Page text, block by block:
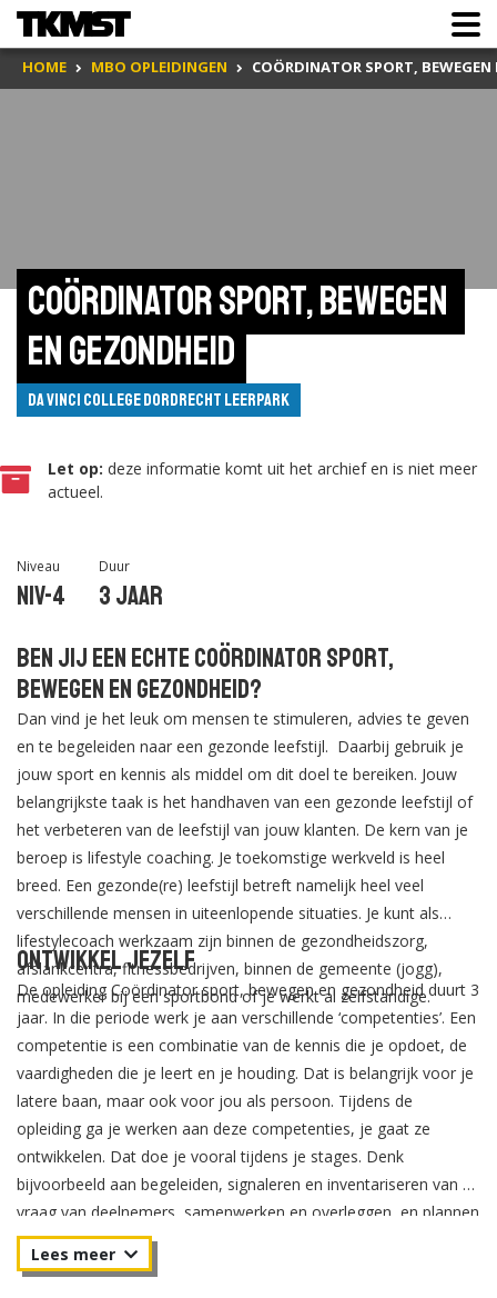
HOME MBO OPLEIDINGEN COÖRDINATOR SPORT,
Coördinator sport, bewegen
en gezondheid
da Vinci College Dordrecht Leerpark
Let op: deze informatie komt uit het archief en is niet meer
actueel.
Niveau
Niv-4
Duur
3 jaar
Ben jij een echte coördinator sport,
bewegen en gezondheid?
Dan vind je het leuk om mensen te stimuleren, advies te geven
en te begeleiden naar een gezonde leefstijl. Daarbij gebruik je
jouw sport en kennis als middel om dit doel te bereiken. Jouw
belangrijkste taak is het handhaven van een gezonde leefstijl of
het verbeteren van de leefstijl van jouw klanten. De kern van je
beroep is lifestyle coaching. Je toekomstige werkveld is heel
breed. Een gezonde(re) leefstijl betreft namelijk heel veel
verschillende mensen in uiteenlopende situaties. Je kunt als
lifestylecoach werkzaam zijn binnen de gezondheidszorg,
afslankcentra, fitnessbedrijven, binnen de gemeente (jogg),
medewerker bij een sportbond of je werkt al zelfstandige.
Ontwikkel jezelf
De opleiding Coördinator sport, bewegen en gezondheid duurt 3
jaar. In die periode werk je aan verschillende ‘competenties’. Een
competentie is een combinatie van de kennis die je opdoet, de
vaardigheden die je leert en je houding. Dat is belangrijk voor je
latere baan, maar ook voor jou als persoon. Tijdens de
opleiding ga je werken aan deze competenties, je gaat ze
ontwikkelen. Dat doe je vooral tijdens je stages. Denk
bijvoorbeeld aan begeleiden, signaleren en inventariseren van de
vraag van deelnemers, samenwerken en overleggen, en plannen
en organiseren.